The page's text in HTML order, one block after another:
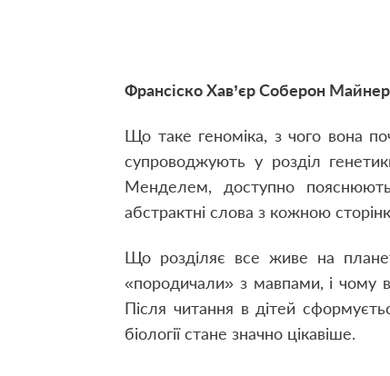
Франсіско Хав’єр Соберон
Що таке геноміка, з чого вона
супроводжують у розділ
Менделем, доступно
абстрактні слова з кожною
Що розділяє все живе на
«породичали» з мавпами, і чому в
Після читання в дітей
біології стане значно цікавіше.